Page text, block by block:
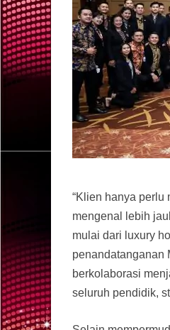
“Klien hanya perlu
mengenal lebih
mulai dari luxury
penandatanganan
berkolaborasi
seluruh pendidik,